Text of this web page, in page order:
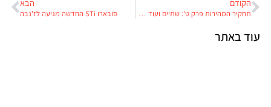
הקודם
תחקיר המהירות פרק ט': שתיים ועוד שתיים שווים שישים וארבע
הבא
סובארו STi החדשה מגיעה לז'נבה
עוד באתר